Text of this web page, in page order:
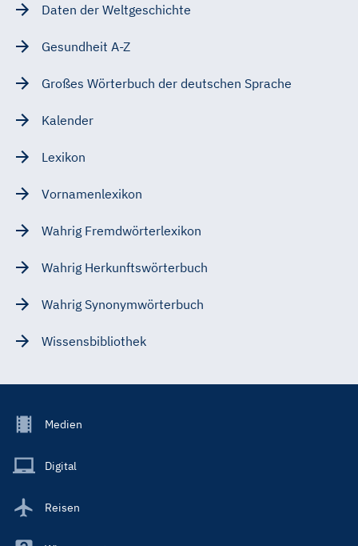
Daten der Weltgeschichte
Gesundheit A-Z
Großes Wörterbuch der deutschen Sprache
Kalender
Lexikon
Vornamenlexikon
Wahrig Fremdwörterlexikon
Wahrig Herkunftswörterbuch
Wahrig Synonymwörterbuch
Wissensbibliothek
Footer
Main
Medien
Digital
Reisen